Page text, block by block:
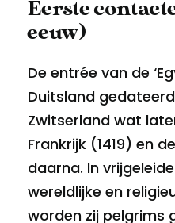
Eerste
eeuw)
De entrée van de
Duitsland gedateerd
Zwitserland wat
Frankrijk (1419) en
daarna. In
wereldlijke en
worden zij pelgrims